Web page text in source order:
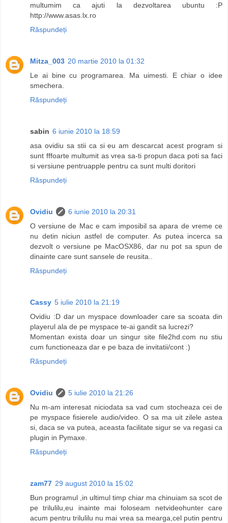
multumim ca ajuti la dezvoltarea ubuntu :P
http://www.asas.lx.ro
Răspundeți
Mitza_003 20 martie 2010 la 01:32
Le ai bine cu programarea. Ma uimesti. E chiar o idee
smechera.
Răspundeți
sabin 6 iunie 2010 la 18:59
asa ovidiu sa stii ca si eu am descarcat acest program si
sunt fffoarte multumit as vrea sa-ti propun daca poti sa faci
si versiune pentruapple pentru ca sunt multi doritori
Răspundeți
Ovidiu
6 iunie 2010 la 20:31
O versiune de Mac e cam imposibil sa apara de vreme ce
nu detin niciun astfel de computer. As putea incerca sa
dezvolt o versiune pe MacOSX86, dar nu pot sa spun de
dinainte care sunt sansele de reusita..
Răspundeți
Cassy 5 iulie 2010 la 21:19
Ovidiu :D dar un myspace downloader care sa scoata din
playerul ala de pe myspace te-ai gandit sa lucrezi?
Momentan exista doar un singur site file2hd.com nu stiu
cum functioneaza dar e pe baza de invitatii/cont :)
Răspundeți
Ovidiu
5 iulie 2010 la 21:26
Nu m-am interesat niciodata sa vad cum stocheaza cei de
pe myspace fisierele audio/video. O sa ma uit zilele astea
si, daca se va putea, aceasta facilitate sigur se va regasi ca
plugin in Pymaxe.
Răspundeți
zam77 29 august 2010 la 15:02
Bun programul ,in ultimul timp chiar ma chinuiam sa scot de
pe trilulilu,eu inainte mai foloseam netvideohunter care
acum pentru trilulilu nu mai vrea sa mearga,cel putin pentru